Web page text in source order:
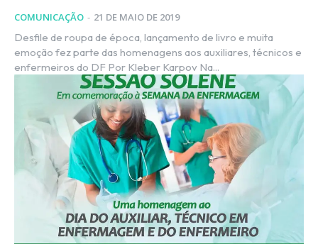
COMUNICAÇÃO - 21 DE MAIO DE 2019
Desfile de roupa de época, lançamento de livro e muita
emoção fez parte das homenagens aos auxiliares, técnicos e
enfermeiros do DF Por Kleber Karpov Na...